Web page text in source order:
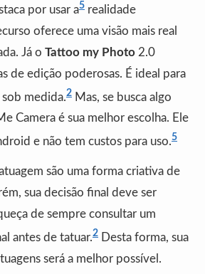
por usar a5 realidade
oferece uma visão mais real
Já o Tattoo my Photo 2.0
de edição poderosas. É ideal para
medida. 2 Mas, se busca algo
Camera é sua melhor escolha. Ele
e não tem custos para uso.5
são uma forma criativa de
sua decisão final deve ser
de sempre consultar um
antes de tatuar.2 Desta forma, sua
será a melhor possível.